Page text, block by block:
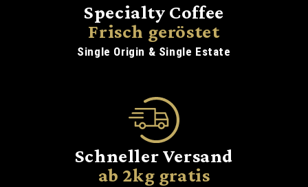
Specialty Coffee
Frisch geröstet
Single Origin & Single Estate
Schneller Versand
ab 2kg gratis